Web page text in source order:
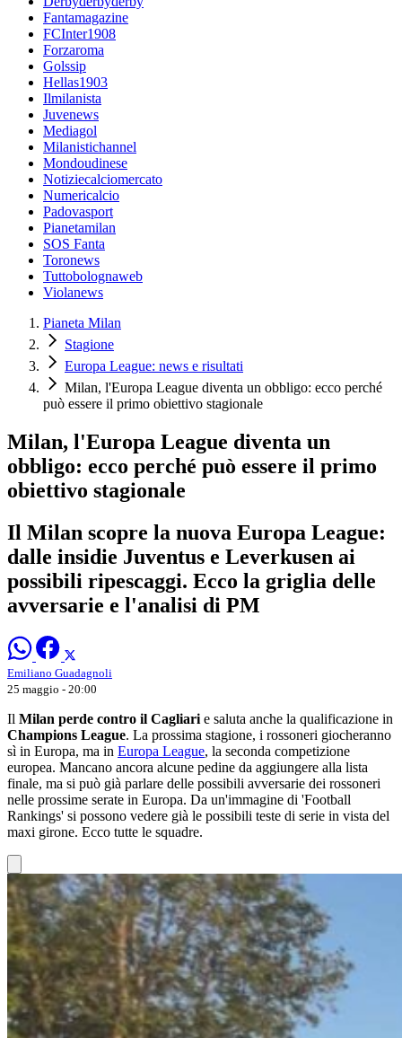
Fantamagazine
FCInter1908
Forzaroma
Golssip
Hellas1903
Ilmilanista
Juvenews
Mediagol
Milanistichannel
Mondoudinese
Notiziecalciomercato
Numericalcio
Padovasport
Pianetamilan
SOS Fanta
Toronews
Tuttobolognaweb
Violanews
Pianeta Milan
Stagione
Europa League: news e risultati
Milan, l'Europa League diventa un obbligo: ecco perché
può essere il primo obiettivo stagionale
Milan, l'Europa League diventa un
obbligo: ecco perché può essere il primo
obiettivo stagionale
Il Milan scopre la nuova Europa League:
dalle insidie Juventus e Leverkusen ai
possibili ripescaggi. Ecco la griglia delle
avversarie e l'analisi di PM
Emiliano Guadagnoli
25 maggio - 20:00
Il Milan perde contro il Cagliari e saluta anche la qualificazione in
Champions League. La prossima stagione, i rossoneri giocheranno
sì in Europa, ma in Europa League, la seconda competizione
europea. Mancano ancora alcune pedine da aggiungere alla lista
finale, ma si può già parlare delle possibili avversarie dei rossoneri
nelle prossime serate in Europa. Da un'immagine di 'Football
Rankings' si possono vedere già le possibili teste di serie in vista del
maxi girone. Ecco tutte le squadre.